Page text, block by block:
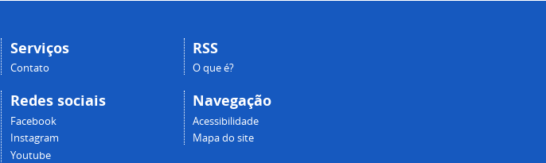
Serviços
Contato
Redes sociais
Facebook
Instagram
Youtube
RSS
O que é?
Navegação
Acessibilidade
Mapa do site